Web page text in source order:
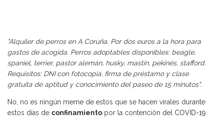
"Alquiler de perros en A Coruña. Por dos euros a la hora para
gastos de acogida. Perros adoptables disponibles: beagle,
spaniel, terrier, pastor alemán, husky, mastín, pekinés, stafford.
Requisitos: DNI con fotocopia, firma de préstamo y clase
gratuita de aptitud y conocimiento del paseo de 15 minutos".
No, no es ningún meme de estos que se hacen virales durante
estos días de confinamiento por la contención del COVID-19.